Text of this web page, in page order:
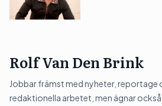
Rolf Van Den Brink
Jobbar främst med nyheter,
redaktionella arbetet, men ägnar